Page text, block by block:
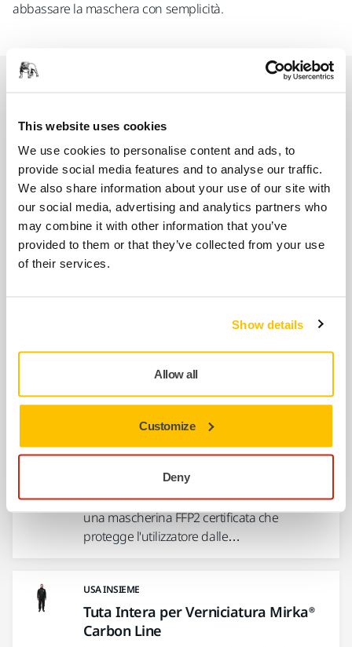
This website uses cookies
We use cookies to personalise content and ads, to
provide social media features and to analyse our traffic.
We also share information about your use of our site with
our social media, advertising and analytics partners who
may combine it with other information that you’ve
provided to them or that they’ve collected from your use
of their services.
Show details
Allow all
Customize
Deny
abbassare la maschera con semplicità.
Filtri ABEK1P3 per Semimaschera,
BLS 200, 8/Conf.
Filtri ABEK1P3 R per una protezione da gas,
polveri, vapori organici e inorganici, acidi,
ammoniaca…
Kit Semimaschera T Mirka® con Filtri
include una maschera leggera e di…
Mascherine FFP2 in Nanofibre e
Carbone Attivo
La Mascherine FFP2 Mirka® in nanofibra è
una mascherina FFP2 certificata che
protegge l'utilizzatore dalle…
USA INSIEME
Tuta Intera per Verniciatura Mirka®
Carbon Line